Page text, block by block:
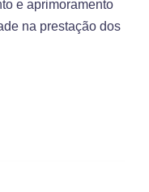
e aprimoramento
na prestação dos